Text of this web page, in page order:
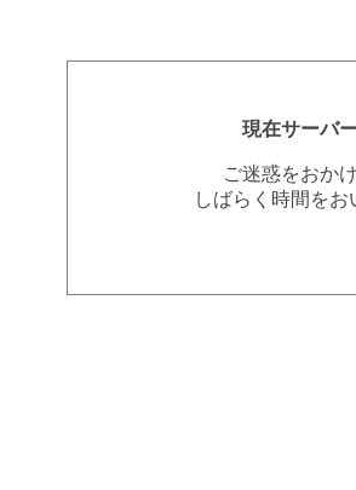
現在サーバ
ご迷惑をおか
しばらく時間を